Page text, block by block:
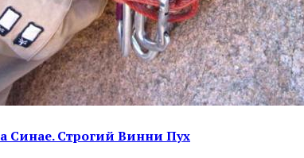
Синае. Строгий Винни Пух